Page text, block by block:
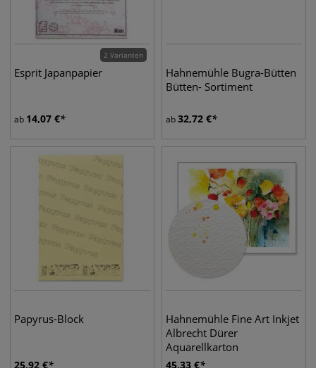
2 Varianten
Esprit Japanpapier
ab 14,07 €
Hahnemühle Bugra-Bütten
Bütten- Sortiment
ab32,72 €
Papyrus-Block
25,92 €
Hahnemühle Fine Art Inkjet
Albrecht Dürer
Aquarellkarton
45,33 €